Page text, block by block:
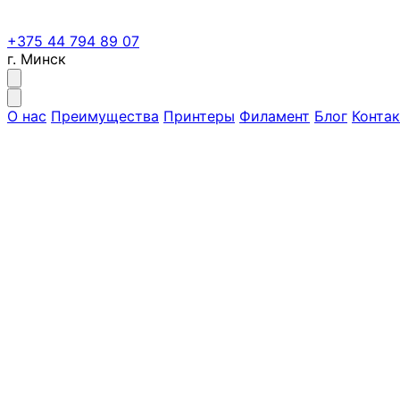
+375 44 794 89 07
г. Минск
О нас Преимущества Принтеры Филамент Блог